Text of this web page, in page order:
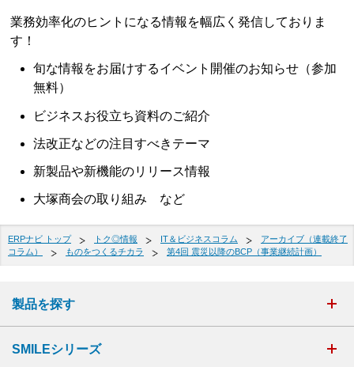
業務効率化のヒントになる情報を幅広く発信しておりま
す！
旬な情報をお届けするイベント開催のお知らせ（参加
無料）
ビジネスお役立ち資料のご紹介
法改正などの注目すべきテーマ
新製品や新機能のリリース情報
大塚商会の取り組み など
ERPナビ トップ トク◎情報 IT＆ビジネスコラム
アーカイブ（連載終了
コラム）
ものをつくるチカラ 第4回 震災以降のBCP（事業継続計画）
製品を探す
SMILEシリーズ